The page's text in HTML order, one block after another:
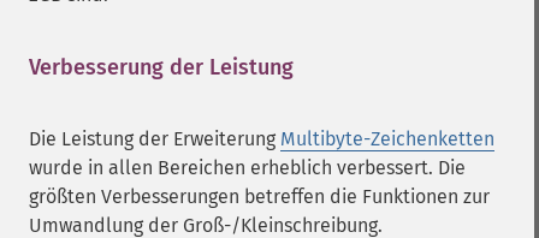
Verbesserung der Leistung
Die Leistung der Erweiterung Multibyte-Zeichenketten
wurde in allen Bereichen erheblich verbessert. Die
größten Verbesserungen betreffen die Funktionen zur
Umwandlung der Groß-/Kleinschreibung.